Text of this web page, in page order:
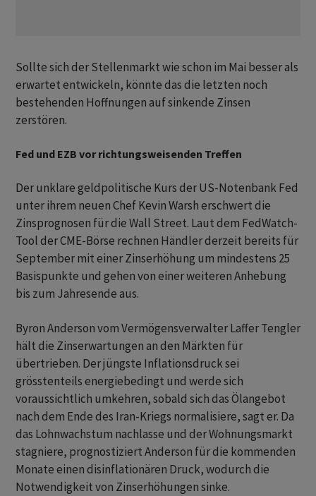
Sollte sich der Stellenmarkt wie schon im Mai besser als
erwartet entwickeln, könnte das die letzten noch
bestehenden Hoffnungen auf sinkende Zinsen
zerstören.
Fed und EZB vor richtungsweisenden Treffen
Der unklare geldpolitische Kurs der US-Notenbank Fed
unter ihrem neuen Chef Kevin Warsh erschwert die
Zinsprognosen für die Wall Street. Laut dem FedWatch-
Tool ​der CME-Börse rechnen Händler derzeit bereits für
September mit einer Zinserhöhung um mindestens 25
Basispunkte und gehen von einer weiteren ​Anhebung
bis zum Jahresende aus.
Byron Anderson vom Vermögensverwalter Laffer Tengler
hält die Zinserwartungen an den Märkten für
übertrieben. Der jüngste Inflationsdruck sei
grösstenteils energiebedingt und werde sich
voraussichtlich umkehren, sobald sich das Ölangebot
nach dem Ende des Iran-Kriegs normalisiere, sagt er. Da
‌das Lohnwachstum nachlasse und der Wohnungsmarkt
stagniere, prognostiziert Anderson für die kommenden
Monate einen disinflationären Druck, wodurch die
Notwendigkeit von Zinserhöhungen sinke.